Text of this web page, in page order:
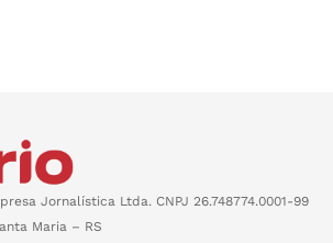
Jornalística Ltda. CNPJ 26.748774.0001-99
Maria – RS